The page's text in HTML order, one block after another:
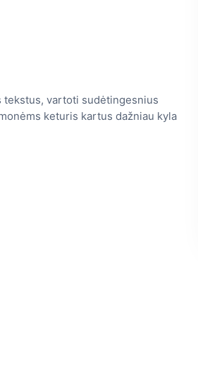
tekstus, vartoti sudėtingesnius
keturis kartus dažniau kyla